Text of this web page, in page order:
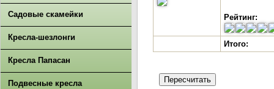
Садовые скамейки
Кресла-шезлонги
Кресла Папасан
Подвесные кресла
Рейтинг:
Итого: